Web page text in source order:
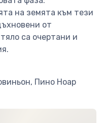
на земята към тези
от
са очертани и
Пино Ноар